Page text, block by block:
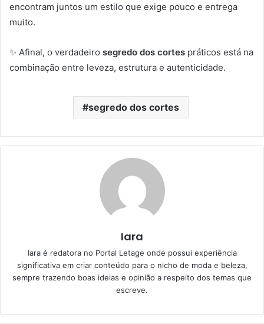
encontram juntos um estilo que exige pouco e entrega
muito.
✨ Afinal, o verdadeiro segredo dos cortes práticos está na
combinação entre leveza, estrutura e autenticidade.
segredo dos cortes
Iara
Iara é redatora no Portal Letage onde possui experiência
significativa em criar conteúdo para o nicho de moda e beleza,
sempre trazendo boas ideias e opinião a respeito dos temas que
escreve.